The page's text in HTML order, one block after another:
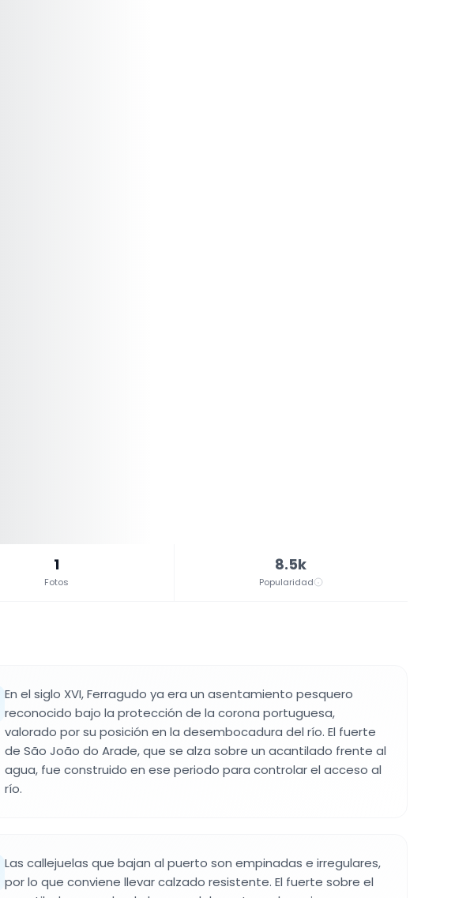
1
Fotos
8.5k
Popularidad
En el siglo XVI, Ferragudo ya era un asentamiento pesquero
reconocido bajo la protección de la corona portuguesa,
valorado por su posición en la desembocadura del río. El fuerte
de São João do Arade, que se alza sobre un acantilado frente al
agua, fue construido en ese periodo para controlar el acceso al
río.
Las callejuelas que bajan al puerto son empinadas e irregulares,
por lo que conviene llevar calzado resistente. El fuerte sobre el